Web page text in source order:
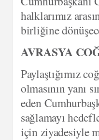
halklarımız
birliğine
AVRASYA
Paylaştığımız
olmasının yanı
eden
sağlamayı
için ziyadesiyle